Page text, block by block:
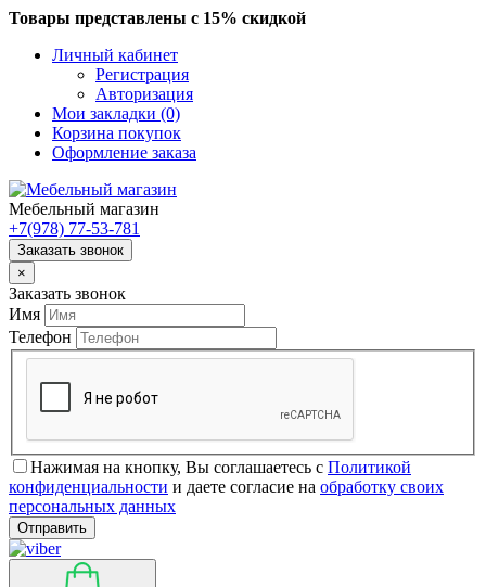
Товары представлены с 15% скидкой
Личный кабинет
Регистрация
Авторизация
Мои закладки (0)
Корзина покупок
Оформление заказа
Мебельный магазин
+7(978) 77-53-781
Заказать звонок
×
Заказать звонок
Имя
Телефон
Нажимая на кнопку, Вы соглашаетесь с Политикой
конфиденциальности и даете согласие на обработку своих
персональных данных
Отправить